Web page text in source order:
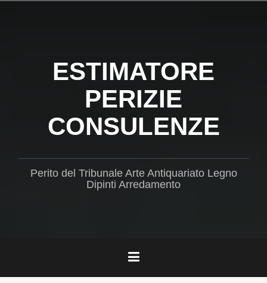
ESTIMATORE
PERIZIE
CONSULENZE
Perito del Tribunale Arte Antiquariato Legno
Dipinti Arredamento